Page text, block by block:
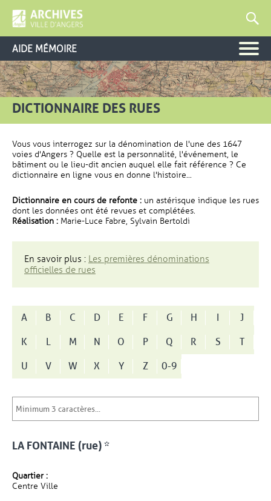
AIDE MÉMOIRE
DICTIONNAIRE DES RUES
Vous vous interrogez sur la dénomination de l'une des 1647
voies d'Angers ? Quelle est la personnalité, l'événement, le
bâtiment ou le lieu-dit ancien auquel elle fait référence ? Ce
dictionnaire en ligne vous en donne l'histoire...
Dictionnaire en cours de refonte : un astérisque indique les rues
dont les données ont été revues et complétées.
Réalisation : Marie-Luce Fabre, Sylvain Bertoldi
En savoir plus : Les premières dénominations
officielles de rues
A B C D E F G H I
J
K
L M N O P Q R S
T
U
V W X Y Z 0-9
LA FONTAINE (rue) *
Quartier :
Centre Ville